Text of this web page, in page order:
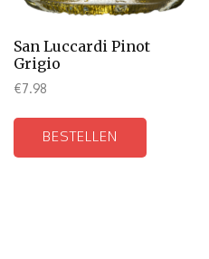
San Luccardi Pinot
Grigio
€7.98
BESTELLEN